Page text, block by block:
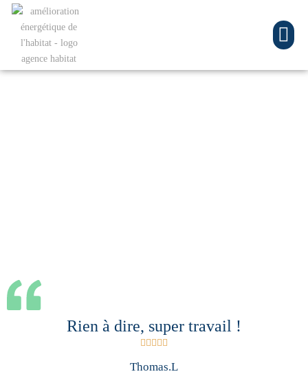
Rien à dire, super travail !
    
Thomas.L